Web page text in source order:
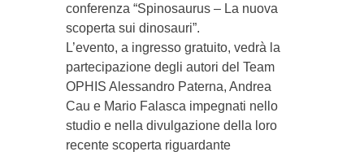
conferenza “Spinosaurus – La nuova
scoperta sui dinosauri”.
L’evento, a ingresso gratuito, vedrà la
partecipazione degli autori del Team
OPHIS Alessandro Paterna, Andrea
Cau e Mario Falasca impegnati nello
studio e nella divulgazione della loro
recente scoperta riguardante